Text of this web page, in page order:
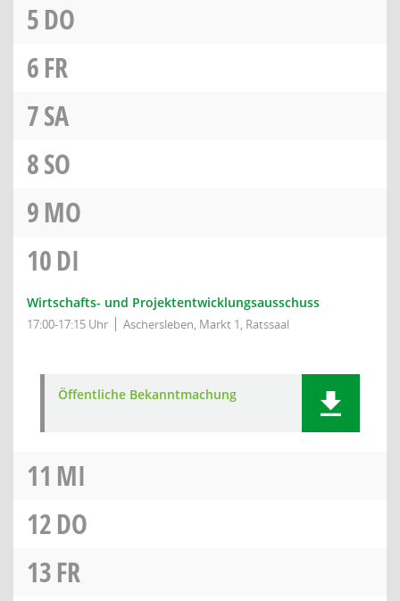
5DO
6FR
7SA
8SO
9MO
10DI
Wirtschafts- und Projektentwicklungsausschuss
17:00-17:15 Uhr Aschersleben, Markt 1, Ratssaal
Öffentliche Bekanntmachung
11 MI
12DO
13FR